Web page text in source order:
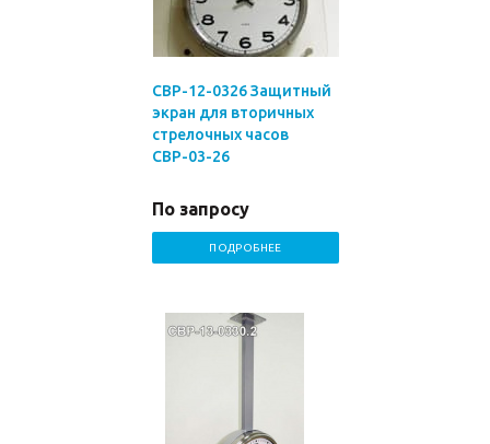
СВР-12-0326 Защитный
экран для вторичных
стрелочных часов
СВР-03-26
По запросу
ПОДРОБНЕЕ